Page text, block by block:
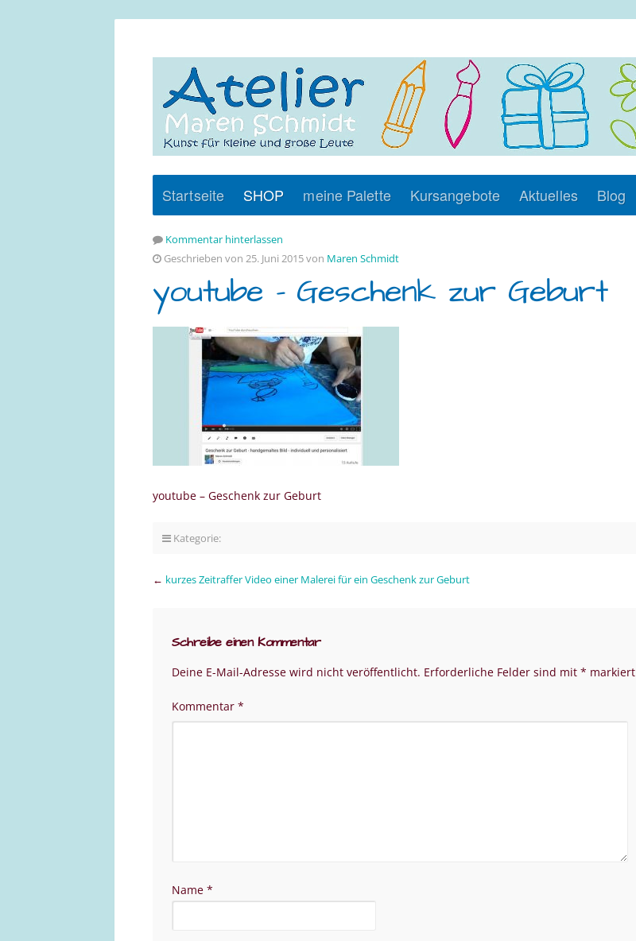
Startseite SHOP meine Palette Kursangebote Aktuelles Blog
Kommentar hinterlassen
Geschrieben von 25. Juni 2015 von Maren Schmidt
youtube – Geschenk zur Geburt
youtube – Geschenk zur Geburt
Kategorie:
← kurzes Zeitraffer Video einer Malerei für ein Geschenk zur Geburt
Schreibe einen Kommentar
Deine E-Mail-Adresse wird nicht veröffentlicht. Erforderliche Felder sind mit * markiert
Kommentar *
Name *